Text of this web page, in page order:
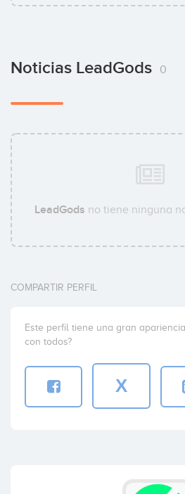
Noticias LeadGods 0
LeadGods no tiene ninguna
COMPARTIR PERFIL
Este perfil tiene una gran
con todos?
X